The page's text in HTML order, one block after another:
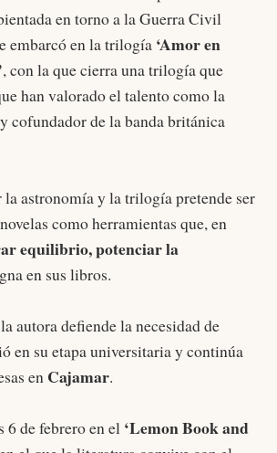
en torno a la Guerra Civil
embarcó en la trilogía ‘Amor en
, con la que cierra una trilogía que
han valorado el talento como la
cofundador de la banda británica
astronomía y la trilogía pretende ser
como herramientas que, en
equilibrio, potenciar la
en sus libros.
autora defiende la necesidad de
en su etapa universitaria y continúa
en Cajamar.
6 de febrero en el ‘Lemon Book and